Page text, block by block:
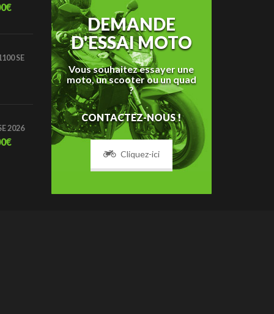
€
SE
2026
€
DEMANDE
D'ESSAI MOTO
Vous souhaitez essayer une
moto, un scooter ou un quad
?
CONTACTEZ-NOUS !
Cliquez-ici